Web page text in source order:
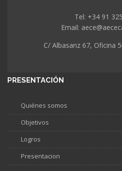
Tel: +34 91
Email:
C/ Albasanz 67, Oficina
PRESENTACIÓN
Quiénes somos
Objetivos
Logros
Presentacion